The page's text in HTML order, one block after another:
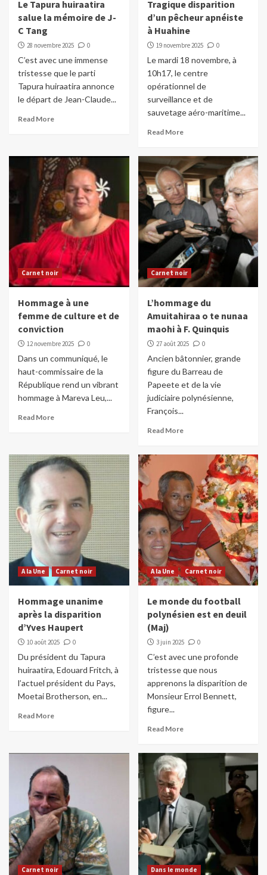
Le Tapura huiraatira
salue la mémoire de J-
C Tang
28 novembre 2025 0
C’est avec une immense
tristesse que le parti
Tapura huiraatira annonce
le départ de Jean-Claude...
Read More
Tragique disparition
d’un pêcheur apnéiste
à Huahine
19 novembre 2025 0
Le mardi 18 novembre, à
10h17, le centre
opérationnel de
surveillance et de
sauvetage aéro-maritime...
Read More
Carnet noir
Hommage à une
femme de culture et de
conviction
12 novembre 2025 0
Dans un communiqué, le
haut-commissaire de la
République rend un vibrant
hommage à Mareva Leu,...
Read More
Carnet noir
L’hommage du
Amuitahiraa o te nunaa
maohi à F. Quinquis
27 août 2025 0
Ancien bâtonnier, grande
figure du Barreau de
Papeete et de la vie
judiciaire polynésienne,
François...
Read More
A la Une Carnet noir
Hommage unanime
après la disparition
d’Yves Haupert
10 août 2025 0
Du président du Tapura
huiraatira, Edouard Fritch, à
l’actuel président du Pays,
Moetai Brotherson, en...
Read More
A la Une Carnet noir
Le monde du football
polynésien est en deuil
(Maj)
3 juin 2025 0
C’est avec une profonde
tristesse que nous
apprenons la disparition de
Monsieur Errol Bennett,
figure...
Read More
Carnet noir Dans le monde